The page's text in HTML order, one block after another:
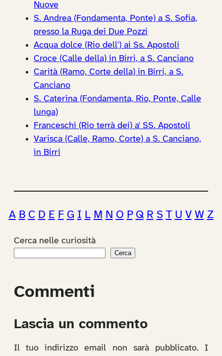
Nuove
S. Andrea (Fondamenta, Ponte) a S. Sofia,
presso la Ruga dei Due Pozzi
Acqua dolce (Rio dell') ai Ss. Apostoli
Croce (Calle della) in Birri, a S. Canciano
Carità (Ramo, Corte della) in Birri, a S.
Canciano
S. Caterina (Fondamenta, Rio, Ponte, Calle
lunga)
Franceschi (Rio terrà dei) a' SS. Apostoli
Varisca (Calle, Ramo, Corte) a S. Canciano,
in Birri
A B C D E F G I L M N O P Q R S T U V W Z
Cerca nelle curiosità
Cerca
Commenti
Lascia un commento
Il tuo indirizzo email non sarà pubblicato.
I